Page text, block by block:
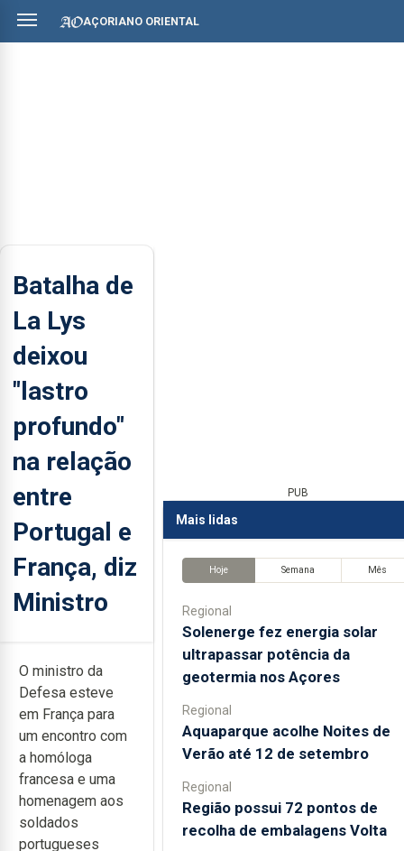
AÇORIANO ORIENTAL
Batalha de
La Lys
deixou
"lastro
profundo"
na relação
entre
Portugal e
França, diz
Ministro
O ministro da
Defesa esteve
em França para
um encontro com
a homóloga
francesa e uma
homenagem aos
soldados
portugueses
PUB
Mais lidas
Hoje Semana Mês
Regional
Solenerge fez energia solar
ultrapassar potência da
geotermia nos Açores
Regional
Aquaparque acolhe Noites de
Verão até 12 de setembro
Regional
Região possui 72 pontos de
recolha de embalagens Volta